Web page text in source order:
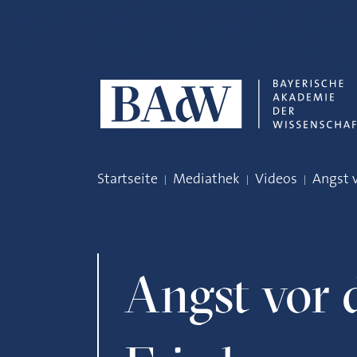
Startseite Mediathek Videos Angst
Angst vor